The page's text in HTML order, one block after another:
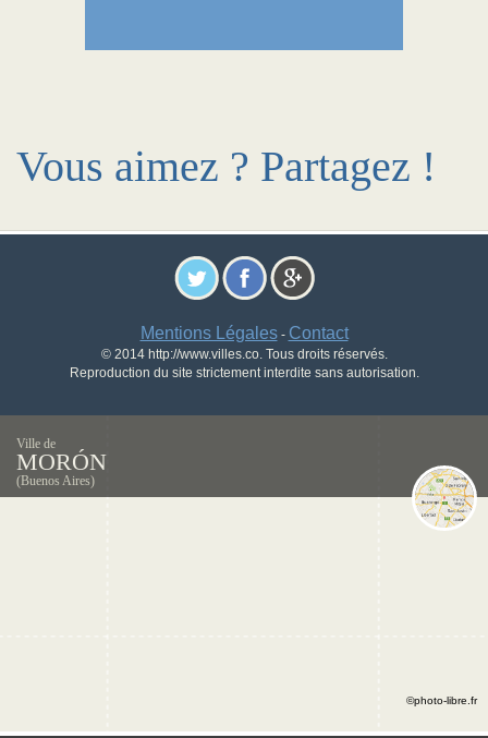
Vous aimez ? Partagez !
Mentions Légales- Contact
© 2014 http://www.villes.co. Tous droits réservés.
Reproduction du site strictement interdite sans autorisation.
Ville de
MORÓN
(Buenos Aires)
©photo-libre.fr